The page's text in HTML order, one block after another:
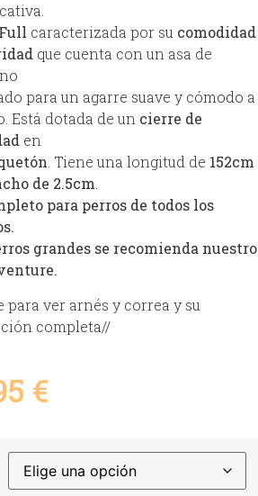
caracterizada por su comodidad
que cuenta con un asa de
para un agarre suave y cómodo a
Está dotada de un cierre de
en
. Tiene una longitud de 152cm
de 2.5cm.
para perros de todos los
grandes se recomienda nuestro
para ver arnés y correa y su
completa//
€